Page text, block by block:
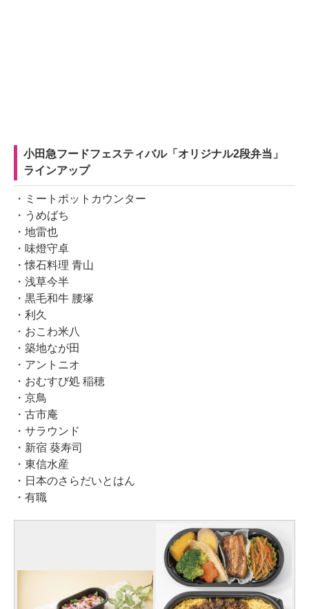
小田急フードフェスティバル「オリジナル2段弁当」
ラインアップ
・ミートポットカウンター
・うめばち
・地雷也
・味燈守卓
・懐石料理 青山
・浅草今半
・黒毛和牛 腰塚
・利久
・おこわ米八
・築地なが田
・アントニオ
・おむすび処 稲穂
・京鳥
・古市庵
・サラウンド
・新宿 葵寿司
・東信水産
・日本のさらだいとはん
・有職